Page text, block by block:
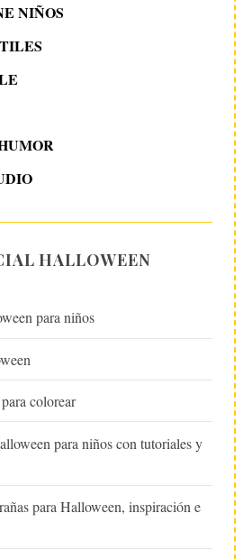
NIÑOS
HALLOWEEN
para niños
colorear
para niños con tutoriales y
para Halloween, inspiración e